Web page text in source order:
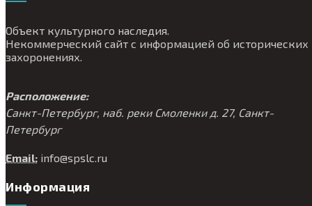
Объект культурного наследия.
Некоммерческий сайт с информацией об исторических
захоронениях.
Расположение:
Санкт-Петербург, наб. реки Смоленки д. 27, Санкт-
Петербург
Email: info@spslc.ru
Информация